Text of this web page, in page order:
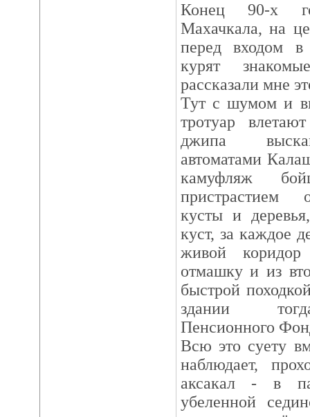
Конец 90-х
Махачкала, на
перед входом в
курят
рассказали мне
Тут с шумом и
тротуар
джипа
автоматами
камуфляж
пристрастием
кусты и
куст, за каждое
живой
отмашку и из
быстрой
здании
Пенсионного
Всю это суету
наблюдает,
аксакал - в
убеленной